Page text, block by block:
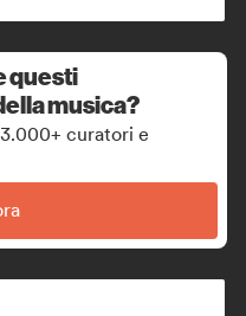
questi
musica?
curatori e